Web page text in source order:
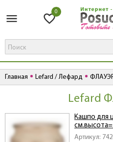
0
Главная Lefard / Лефард
Lefard
Артикул:
Кашпо для